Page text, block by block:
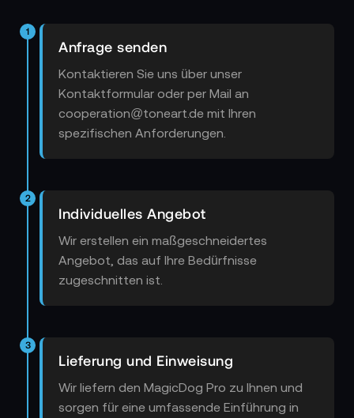
1
Anfrage senden
Kontaktieren Sie uns über unser
Kontaktformular oder per Mail an
cooperation@toneart.de mit Ihren
spezifischen Anforderungen.
2
Individuelles Angebot
Wir erstellen ein maßgeschneidertes
Angebot, das auf Ihre Bedürfnisse
zugeschnitten ist.
3
Lieferung und Einweisung
Wir liefern den MagicDog Pro zu Ihnen und
sorgen für eine umfassende Einführung in